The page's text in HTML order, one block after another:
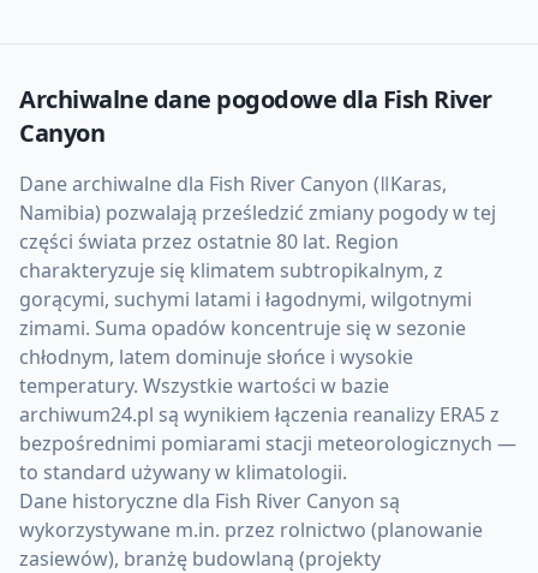
Archiwalne dane pogodowe dla Fish River
Canyon
Dane archiwalne dla Fish River Canyon (ǁKaras,
Namibia) pozwalają prześledzić zmiany pogody w tej
części świata przez ostatnie 80 lat. Region
charakteryzuje się klimatem subtropikalnym, z
gorącymi, suchymi latami i łagodnymi, wilgotnymi
zimami. Suma opadów koncentruje się w sezonie
chłodnym, latem dominuje słońce i wysokie
temperatury. Wszystkie wartości w bazie
archiwum24.pl są wynikiem łączenia reanalizy ERA5 z
bezpośrednimi pomiarami stacji meteorologicznych —
to standard używany w klimatologii.
Dane historyczne dla Fish River Canyon są
wykorzystywane m.in. przez rolnictwo (planowanie
zasiewów), branżę budowlaną (projekty